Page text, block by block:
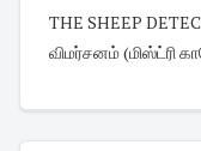
THE SHEEP
விமர்சனம் (மிஸ்ட்ரி